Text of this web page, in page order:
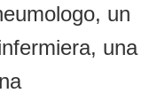
un
una